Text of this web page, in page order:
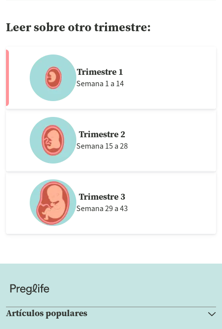
Leer sobre otro trimestre:
Trimestre 1
Semana 1 a 14
Trimestre 2
Semana 15 a 28
Trimestre 3
Semana 29 a 43
Artículos populares